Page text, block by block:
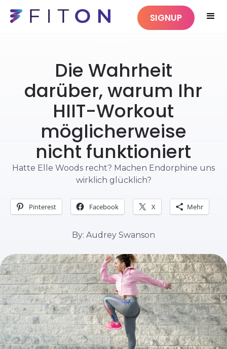
SIGNUP
Die Wahrheit
darüber, warum Ihr
HIIT-Workout
möglicherweise
nicht funktioniert
Hatte Elle Woods recht? Machen Endorphine uns
wirklich glücklich?
Pinterest Facebook X Mehr
By: Audrey Swanson